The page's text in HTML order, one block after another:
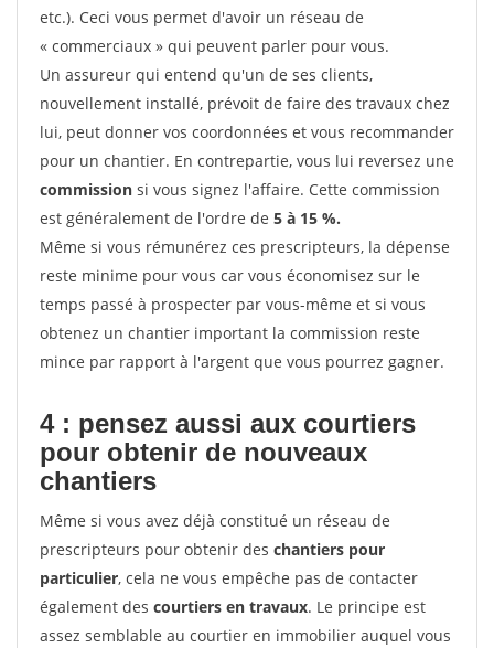
etc.). Ceci vous permet d'avoir un réseau de
« commerciaux » qui peuvent parler pour vous.
Un assureur qui entend qu'un de ses clients,
nouvellement installé, prévoit de faire des travaux chez
lui, peut donner vos coordonnées et vous recommander
pour un chantier. En contrepartie, vous lui reversez une
commission si vous signez l'affaire. Cette commission
est généralement de l'ordre de 5 à 15 %.
Même si vous rémunérez ces prescripteurs, la dépense
reste minime pour vous car vous économisez sur le
temps passé à prospecter par vous-même et si vous
obtenez un chantier important la commission reste
mince par rapport à l'argent que vous pourrez gagner.
4 : pensez aussi aux courtiers
pour obtenir de nouveaux
chantiers
Même si vous avez déjà constitué un réseau de
prescripteurs pour obtenir des chantiers pour
particulier, cela ne vous empêche pas de contacter
également des courtiers en travaux. Le principe est
assez semblable au courtier en immobilier auquel vous